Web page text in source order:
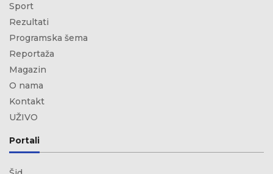
Sport
Rezultati
Programska šema
Reportaža
Magazin
O nama
Kontakt
UŽIVO
Portali